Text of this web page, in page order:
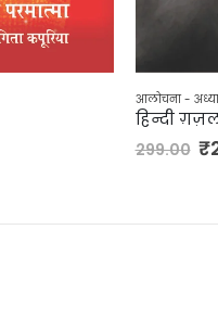
आलोचना -
हिन्दी
299.00 ₹